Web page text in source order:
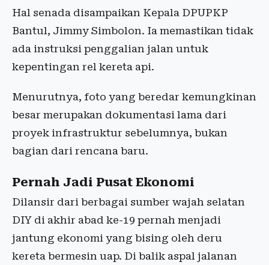
Hal senada disampaikan Kepala DPUPKP
Bantul, Jimmy Simbolon. Ia memastikan tidak
ada instruksi penggalian jalan untuk
kepentingan rel kereta api.
Menurutnya, foto yang beredar kemungkinan
besar merupakan dokumentasi lama dari
proyek infrastruktur sebelumnya, bukan
bagian dari rencana baru.
Pernah Jadi Pusat Ekonomi
​Dilansir dari berbagai sumber wajah selatan
DIY di akhir abad ke-19 pernah menjadi
jantung ekonomi yang bising oleh deru
kereta bermesin uap. Di balik aspal jalanan